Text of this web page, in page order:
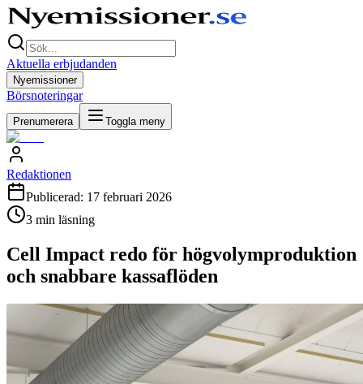
Aktuella erbjudanden
Nyemissioner
Börsnoteringar
Prenumerera Toggla meny
Redaktionen
Publicerad: 17 februari 2026
3 min läsning
Cell Impact redo för högvolymproduktion
och snabbare kassaflöden